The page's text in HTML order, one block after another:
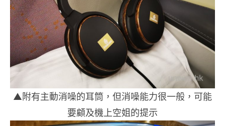
▲附有主動消噪的耳筒，但消噪能力很一般，可能
要顧及機上空姐的提示